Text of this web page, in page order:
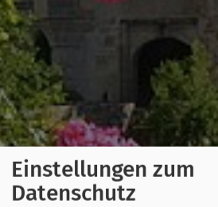
Einstellungen zum
Datenschutz